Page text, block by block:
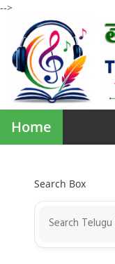
-->
Home
Search Box